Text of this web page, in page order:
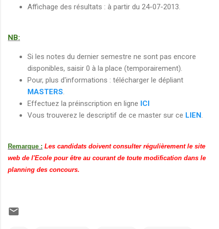
Affichage des résultats : à partir du 24-07-2013.
NB:
Si les notes du dernier semestre ne sont pas encore
disponibles, saisir 0 à la place (temporairement).
Pour, plus d'informations : télécharger le dépliant
MASTERS
Effectuez la préinscription en ligne ICI
Vous trouverez le descriptif de ce master sur ce LIEN
Remarque : Les candidats doivent consulter régulièrement le site
web de l'Ecole pour être au courant de toute modification dans le
planning des concours.